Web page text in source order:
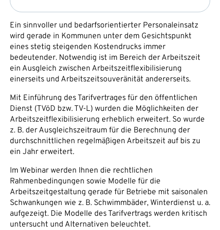
Ein sinnvoller und bedarfsorientierter Personaleinsatz
wird gerade in Kommunen unter dem Gesichtspunkt
eines stetig steigenden Kostendrucks immer
bedeutender. Notwendig ist im Bereich der Arbeitszeit
ein Ausgleich zwischen Arbeitszeitflexibilisierung
einerseits und Arbeitszeitsouveränität andererseits.
Mit Einführung des Tarifvertrages für den öffentlichen
Dienst (TVöD bzw. TV-L) wurden die Möglichkeiten der
Arbeitszeitflexibilisierung erheblich erweitert. So wurde
z. B. der Ausgleichszeitraum für die Berechnung der
durchschnittlichen regelmäßigen Arbeitszeit auf bis zu
ein Jahr erweitert.
Im Webinar werden Ihnen die rechtlichen
Rahmenbedingungen sowie Modelle für die
Arbeitszeitgestaltung gerade für Betriebe mit saisonalen
Schwankungen wie z. B. Schwimmbäder, Winterdienst u. a.
aufgezeigt. Die Modelle des Tarifvertrags werden kritisch
untersucht und Alternativen beleuchtet.